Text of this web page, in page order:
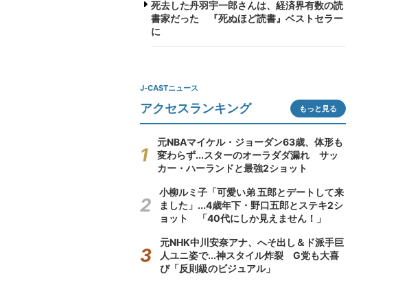
死去した丹羽宇一郎さんは、経済界有数の読
書家だった 『死ぬほど読書』ベストセラー
に
J-CASTニュース
アクセスランキング もっと見る
元NBAマイケル・ジョーダン63歳、体形も
変わらず...スターのオーラダダ漏れ サッ
カー・ハーランドと最強2ショット
小柳ルミ子「可愛い弟 五郎とデートして来
ました」...4歳年下・野口五郎とステキ2シ
ョット 「40代にしか見えません！」
元NHK中川安奈アナ、へそ出し＆ド派手巨
人ユニ姿で...神スタイル炸裂 G党も大喜
び「反則級のビジュアル」